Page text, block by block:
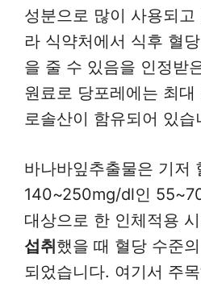
성분으로 많이 사용되
라 식약처에서 식후 혈
을 줄 수 있음을 인정받
원료로 당포레에는 최
로솔산이 함유되어 있습
바나바잎추출물은 기저
140~250mg/dl인
대상으로 한 인체적용
섭취했을 때 혈당 수준
되었습니다. 여기서 주